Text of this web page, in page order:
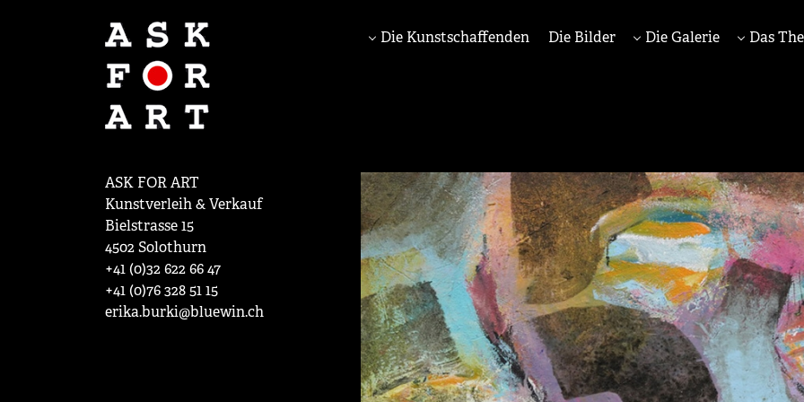
Die Kunstschaffenden Die Bilder Die Galerie Das
ASK FOR ART
Kunstverleih & Verkauf
Bielstrasse 15
4502 Solothurn
+41 (0)32 622 66 47
+41 (0)76 328 51 15
erika.burki@bluewin.ch